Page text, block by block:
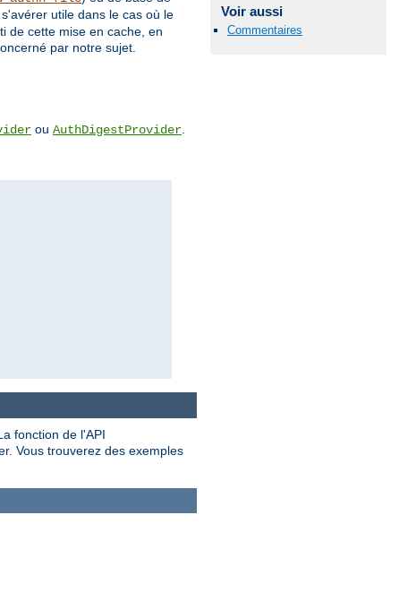
Voir aussi
Commentaires
utile dans le cas où le
de cette mise en cache, en
par notre sujet.
ou AuthDigestProvider.
fonction de l'API
Vous trouverez des exemples